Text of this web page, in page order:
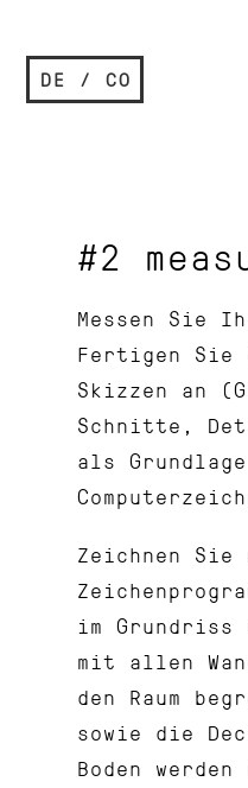
DE / CO
#2
Messen Sie
Fertigen Sie
Skizzen an
Schnitte,
als
Zeichnen Sie
im Grundriss
mit allen
den Raum
sowie die
Boden